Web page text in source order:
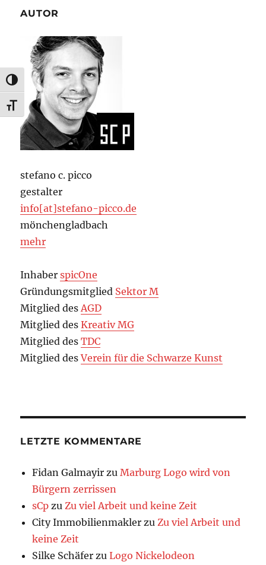
UMSCHALTEN AUF HOHE KONTRASTE
SCHRIFT VERGRÖSSERN
AUTOR
stefano c. picco
gestalter
info[at]stefano-picco.de
mönchengladbach
mehr
InhaberspicOne
Gründungsmitglied Sektor M
Mitglied des AGD
Mitglied desKreativ MG
Mitglied desTDC
Mitglied desVerein für die Schwarze Kunst
LETZTE KOMMENTARE
Fidan Galmayir zu Marburg Logo wird von
Bürgern zerrissen
sCp zu Zu viel Arbeit und keine Zeit
City Immobilienmakler zu Zu viel Arbeit und
keine Zeit
Silke Schäfer zuLogo Nickelodeon